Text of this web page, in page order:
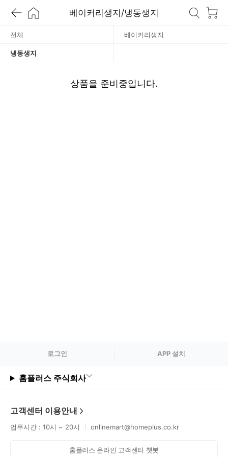
베이커리생지/냉동생지
전체 베이커리생지
냉동생지
상품을 준비중입니다.
로그인 APP 설치
홈플러스 주식회사
고객센터 이용안내
업무시간 : 10시 ~ 20시 onlinemart@homeplus.co.kr
홈플러스 온라인 고객센터 챗봇